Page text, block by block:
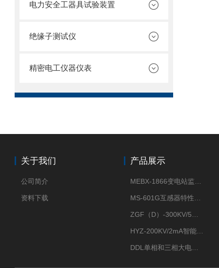
电力安全工器具试验装置
绝缘子测试仪
精密电工仪器仪表
关于我们
公司简介
资料下载
产品展示